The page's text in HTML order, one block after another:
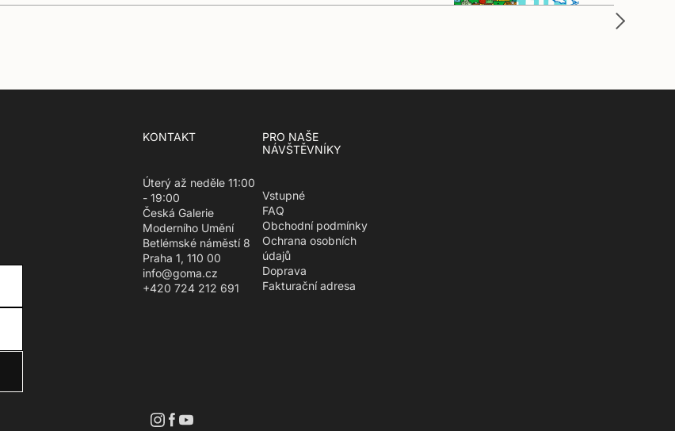
KONTAKT
Úterý až neděle 11:00
- 19:00
Česká Galerie
Moderního Umění
Betlémské náměstí 8
Praha 1, 110 00
info@goma.cz
+420 724 212 691
PRO NAŠE
NÁVŠTĚVNÍKY
Vstupné
FAQ
Obchodní podmínky
Ochrana osobních
údajů
Doprava
Fakturační adresa